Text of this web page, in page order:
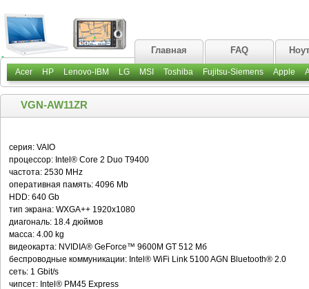
Главная FAQ
Acer HP Lenovo-IBM LG MSI Toshiba Fujitsu-Siemens Apple
VGN-AW11ZR
серия: VAIO
процессор: Intel® Core 2 Duo T9400
частота: 2530 MHz
оперативная память: 4096 Mb
HDD: 640 Gb
тип экрана: WXGA++ 1920x1080
диагональ: 18.4 дюймов
масса: 4.00 kg
видеокарта: NVIDIA® GeForce™ 9600M GT 512 Мб
беспроводные коммуникации: Intel® WiFi Link 5100 AGN Bluetooth® 2.0
сеть: 1 Gbit/s
чипсет: Intel® PM45 Express